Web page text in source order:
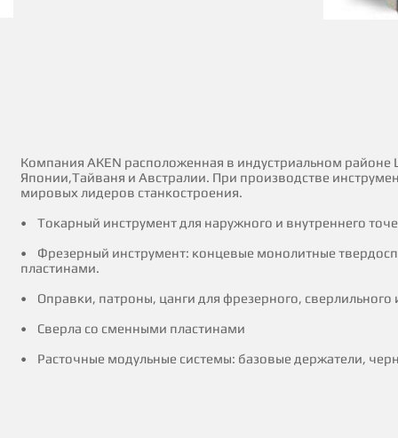
Компания АКЕN расположенная в индустриальном
Японии,Тайваня и Австралии. При производстве
мировых лидеров станкостроения.
• Токарный инструмент для наружного и внутреннего
• Фрезерный инструмент: концевые монолитные
пластинами.
• Оправки, патроны, цанги для фрезерного, сверлильного
• Сверла со сменными пластинами
• Расточные модульные системы: базовые держатели,